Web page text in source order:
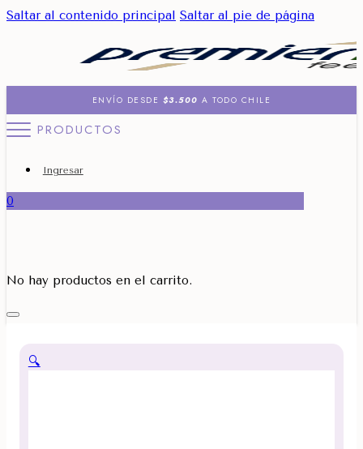
Saltar al contenido principal Saltar al pie de página
ENVÍO DESDE $3.500 A TODO CHILE
PRODUCTOS
Ingresar
0
No hay productos en el carrito.
🔍